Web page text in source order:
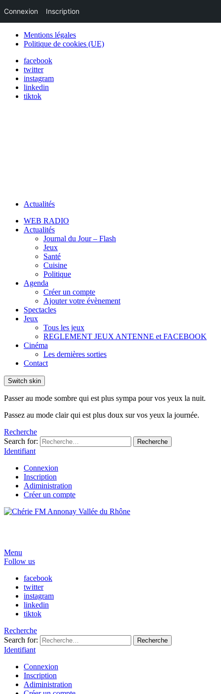
Mentions légales
Politique de cookies (UE)
facebook
twitter
instagram
linkedin
tiktok
Actualités
WEB RADIO
Actualités
Journal du Jour – Flash
Jeux
Santé
Cuisine
Politique
Agenda
Créer un compte
Ajouter votre évènement
Spectacles
Jeux
Tous les jeux
REGLEMENT JEUX ANTENNE et FACEBOOK
Cinéma
Les dernières sorties
Contact
Switch skin
Passer au mode sombre qui est plus sympa pour vos yeux la nuit.
Passez au mode clair qui est plus doux sur vos yeux la journée.
Recherche
Search for:
Recherche
Identifiant
Connexion
Inscription
Adiministration
Créer un compte
Menu
Follow us
facebook
twitter
instagram
linkedin
tiktok
Recherche
Search for:
Recherche
Identifiant
Connexion
Inscription
Adiministration
Connexion Inscription